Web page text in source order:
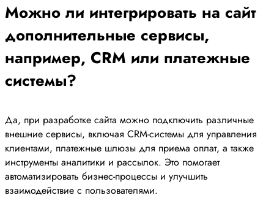
Можно ли интегрировать на сайт
дополнительные сервисы,
например, CRM или платежные
системы?
Да, при разработке сайта можно подключить различные
внешние сервисы, включая CRM-системы для управления
клиентами, платежные шлюзы для приема оплат, а также
инструменты аналитики и рассылок. Это помогает
автоматизировать бизнес-процессы и улучшить
взаимодействие с пользователями.